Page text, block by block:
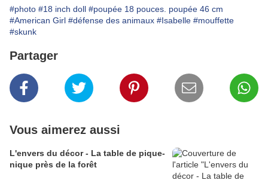
#photo #18 inch doll #poupée 18 pouces. poupée 46 cm
#American Girl #défense des animaux #Isabelle #mouffette
#skunk
Partager
Vous aimerez aussi
L'envers du décor - La table de pique-
nique près de la forêt